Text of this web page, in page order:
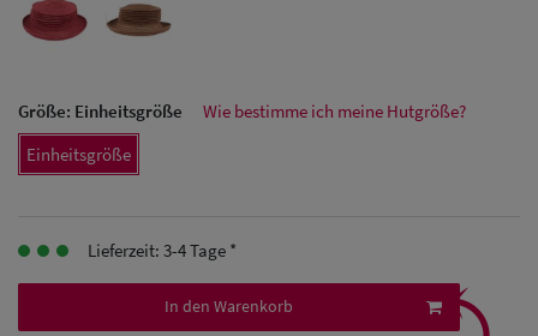
Herren UV-
Schutz Caps
Herren
Sonnenschilder
Größe: Einheitsgröße
Wie bestimme ich meine Hutgröße?
Einheitsgröße
Lieferzeit: 3-4 Tage *
In den Warenkorb